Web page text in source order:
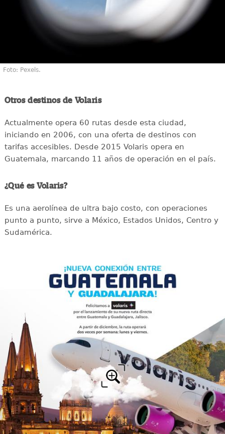
Foto: Pexels.
Otros destinos de Volaris
Actualmente opera 60 rutas desde esta ciudad,
iniciando en 2006, con una oferta de destinos con
tarifas accesibles. Desde 2015 Volaris opera en
Guatemala, marcando 11 años de operación en el país.
¿Qué es Volaris?
Es una aerolínea de ultra bajo costo, con operaciones
punto a punto, sirve a México, Estados Unidos, Centro y
Sudamérica.